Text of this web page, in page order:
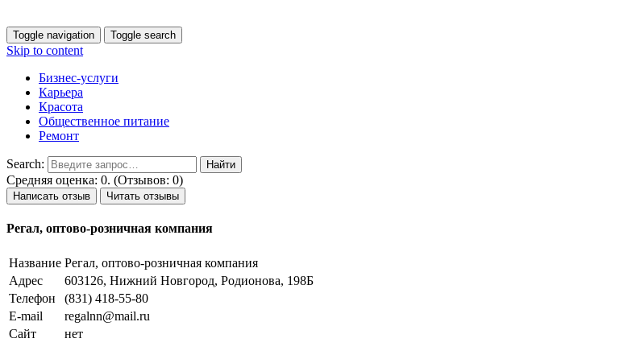
Toggle navigation Toggle search
Skip to content
Бизнес-услуги
Карьера
Красота
Общественное питание
Ремонт
Search:
Средняя оценка: 0. (Отзывов: 0)
Написать отзыв Читать отзывы
Регал, оптово-розничная компания
Название Регал, оптово-розничная компания
Адрес
603126, Нижний Новгород, Родионова, 198Б
Телефон
(831) 418-55-80
E-mail
regalnn@mail.ru
Сайт
нет